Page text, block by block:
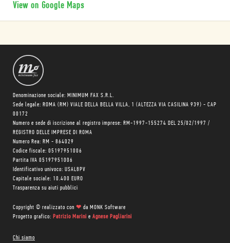
View on Google Maps
Denominazione sociale: MINIMUM FAX S.R.L.
Sede legale: ROMA (RM) VIALE DELLA BELLA VILLA, 1 (ALTEZZA VIA CASILINA 939) - CAP
00172
Numero e sede di iscrizione al registro imprese: RM-1997-155274 DEL 25/02/1997 /
REGISTRO DELLE IMPRESE DI ROMA
Numero Rea: RM - 864029
Codice fiscale: 05197951006
Partita IVA 05197951006
Identificativo univoco: USAL8PV
Capitale sociale: 10.400 EURO
Trasparenza su aiuti pubblici
Copyright © realizzato con ❤ da MONK Software
Progetto grafico: Patrizio Marini e Agnese Pagliarini
Chi siamo